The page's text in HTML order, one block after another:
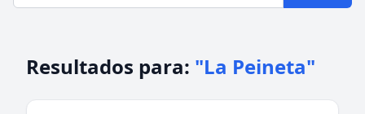
Resultados para: "La Peineta"